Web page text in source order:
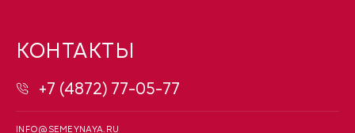
КОНТАКТЫ
+7 (4872) 77-05-77
INFO@SEMEYNAYA.RU